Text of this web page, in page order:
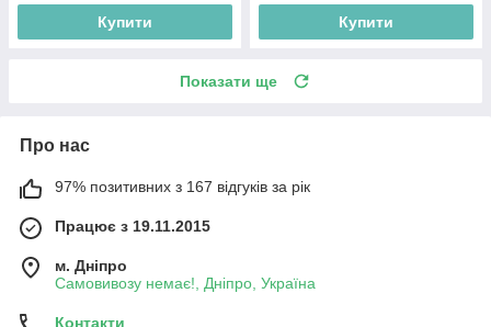
Купити Купити
Показати ще
Про нас
97% позитивних з 167 відгуків за рік
Працює з 19.11.2015
м. Дніпро
Самовивозу немає!, Дніпро, Україна
Контакти